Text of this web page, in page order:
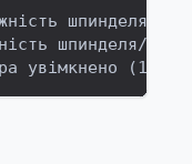
шпинделя/
шпинделя/
увімкнено (1 =